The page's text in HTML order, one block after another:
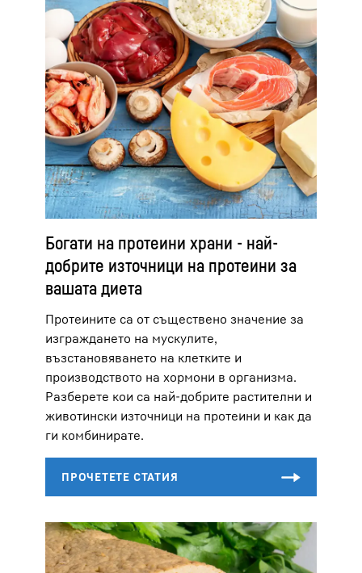
Богати на протеини храни - най-
добрите източници на протеини за
вашата диета
Протеините са от съществено значение за
изграждането на мускулите,
възстановяването на клетките и
производството на хормони в организма.
Разберете кои са най-добрите растителни и
животински източници на протеини и как да
ги комбинирате.